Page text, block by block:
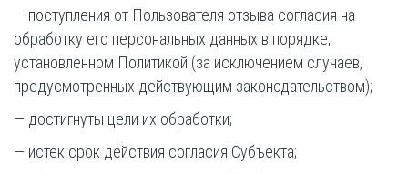
— поступления от Пользователя отзыва согласия на
обработку его персональных данных в порядке,
установленном Политикой (за исключением случаев,
предусмотренных действующим законодательством);
— достигнуты цели их обработки;
— истек срок действия согласия Субъекта;